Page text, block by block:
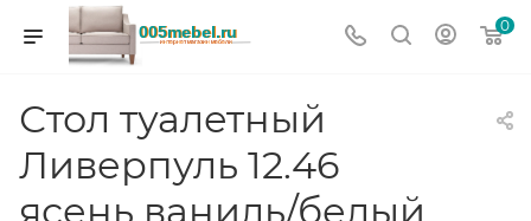
0
Стол туалетный
Ливерпуль 12.46
ясень ваниль/белый